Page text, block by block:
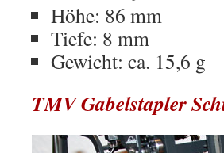
Höhe: 86 mm
Tiefe: 8 mm
Gewicht: ca. 15,6 g
TMV Gabelstapler